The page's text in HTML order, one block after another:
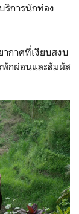
ริการนักท่อง
กาศที่เงียบสงบ
พักผ่อนและสัมผัส